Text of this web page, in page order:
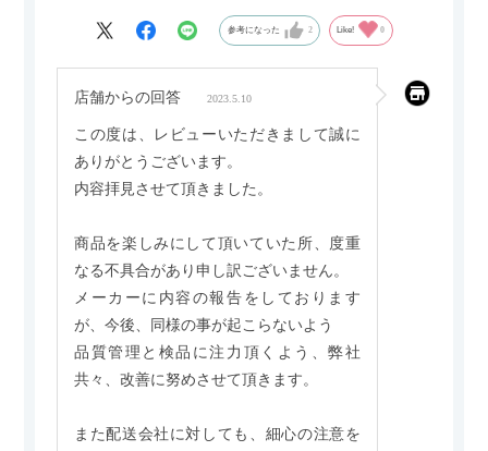
んまんで、素敵な映画などを観る時に集中ができません。
でも、品物は良質ですし、別サイトよりも安いだけでなく、指
定場所への設置・組立・梱包返却までしてくれて、良心的な会
社です。
てしまうところが、社員教育が出来ていないのが残念です。
参考になった 2 Like! 0
店舗からの回答 2023.5.10
この度は、レビューいただきまして誠に
ありがとうございます。
内容拝見させて頂きました。
商品を楽しみにして頂いていた所、度重
なる不具合があり申し訳ございません。
メーカーに内容の報告をしております
が、今後、同様の事が起こらないよう
品質管理と検品に注力頂くよう、弊社
共々、改善に努めさせて頂きます。
また配送会社に対しても、細心の注意を